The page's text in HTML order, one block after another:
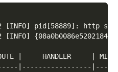
[INFO] pid[58889]: http
[INFO]
|     HANDLER     |
|-----------------